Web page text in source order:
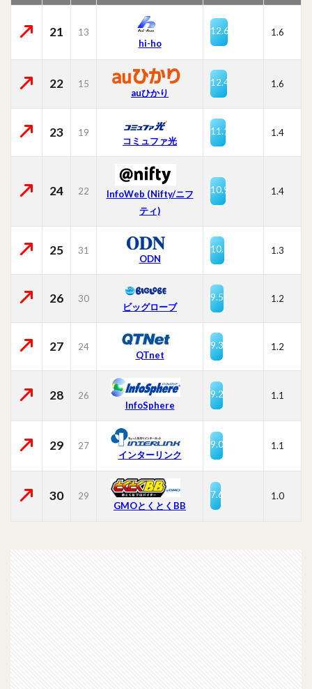
21
13
hi-ho
12.6 1.6
22
15
auひかり
12.4 1.6
23 19
コミュファ光
11.1 1.4
24 22
InfoWeb (Nifty/ニフ
ティ)
10.9 1.4
25 31
ODN
10.1 1.3
26 30
ビッグローブ
9.5 1.2
27 24
QTnet
9.3 1.2
28
26
InfoSphere
9.2 1.1
29
27
インターリンク
9.0 1.1
30
29
GMOとくとくBB
7.6 1.0